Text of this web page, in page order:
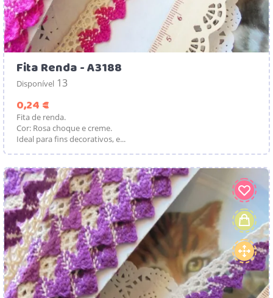
Fita Renda - A3188
Disponível 13
0,24 €
Fita de renda.
Cor: Rosa choque e creme.
Ideal para fins decorativos, e...